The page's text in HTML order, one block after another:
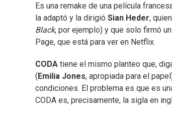
Es una remake de una película
la adaptó y la dirigió Sian Heder,
Black, por ejemplo) y que solo firmó
Page, que está para ver en Netflix.
CODA tiene el mismo planteo que,
( Emilia Jones, apropiada para el
condiciones. El problema es que es
CODA es, precisamente, la sigla en